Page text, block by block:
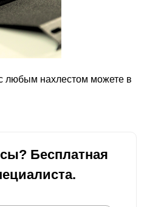
любым нахлестом можете в
Бесплатная